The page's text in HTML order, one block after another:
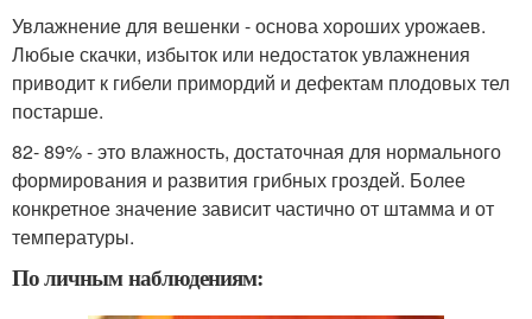
Увлажнение для вешенки - основа хороших урожаев.
Любые скачки, избыток или недостаток увлажнения
приводит к гибели примордий и дефектам плодовых тел
постарше.
82- 89% - это влажность, достаточная для нормального
формирования и развития грибных гроздей. Более
конкретное значение зависит частично от штамма и от
температуры.
По личным наблюдениям: